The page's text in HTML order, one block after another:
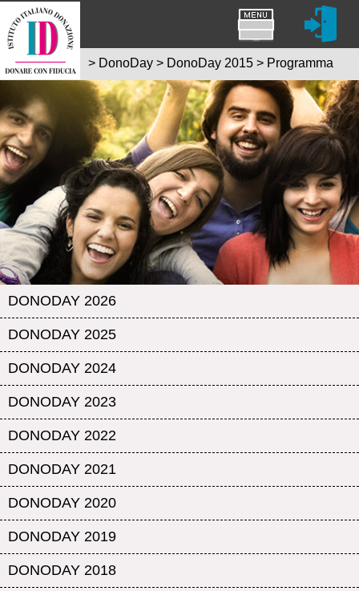
DONODAY 2026
DONODAY 2025
DONODAY 2024
DONODAY 2023
DONODAY 2022
DONODAY 2021
DONODAY 2020
DONODAY 2019
DONODAY 2018
> DonoDay > DonoDay 2015 > Programma